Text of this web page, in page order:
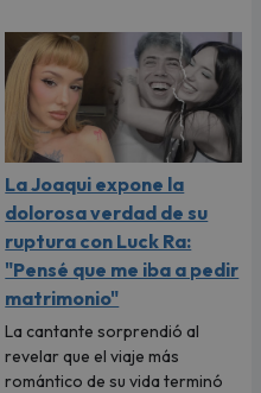
La Joaqui expone la
dolorosa verdad de su
ruptura con Luck Ra:
"Pensé que me iba a pedir
matrimonio"
La cantante sorprendió al
revelar que el viaje más
romántico de su vida terminó